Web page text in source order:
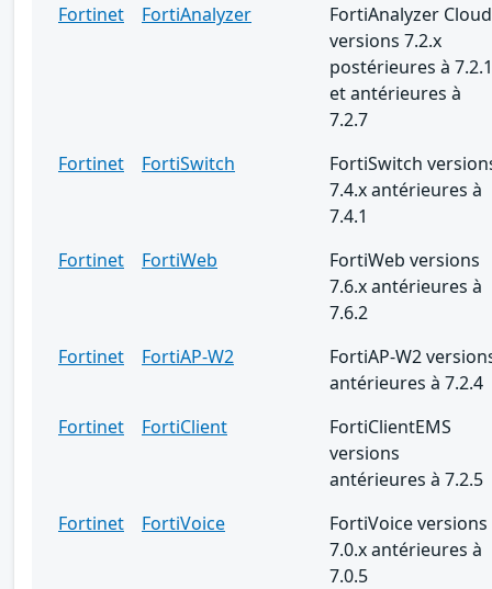
Fortinet
FortiAnalyzer
FortiAnalyzer Cloud
versions 7.2.x
postérieures à 7.2.1
et antérieures à
7.2.7
Fortinet
FortiSwitch
FortiSwitch
7.4.x antérieures à
7.4.1
Fortinet
FortiWeb
FortiWeb versions
7.6.x antérieures à
7.6.2
Fortinet
FortiAP-W2
FortiAP-W2
antérieures à 7.2.4
Fortinet
FortiClient
FortiClientEMS
versions
antérieures à 7.2.5
Fortinet
FortiVoice
FortiVoice versions
7.0.x antérieures à
7.0.5